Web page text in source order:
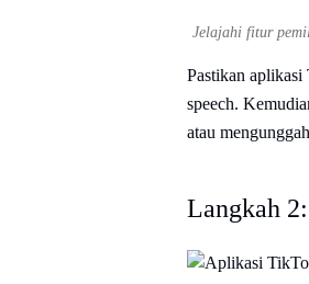
Jelajahi fitur
Pastikan
speech.
atau
Langkah